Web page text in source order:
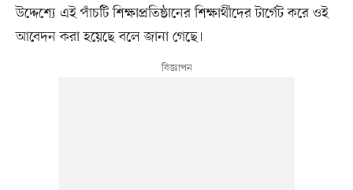
উদ্দেশ্যে এই পাঁচটি শিক্ষাপ্রতিষ্ঠানের শিক্ষার্থীদের টার্গেট করে ওই
আবেদন করা হয়েছে বলে জানা গেছে।